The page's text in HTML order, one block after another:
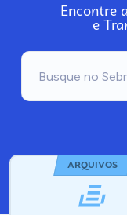
Encontre
e
ARQUIVOS